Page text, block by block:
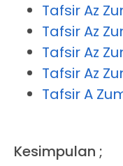
Tafsir Az
Tafsir Az
Tafsir Az
Tafsir Az
Tafsir A
Kesimpulan ;